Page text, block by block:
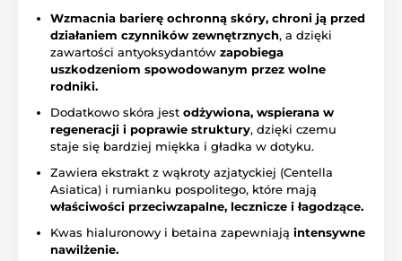
Wzmacnia barierę ochronną skóry, chroni ją przed
działaniem czynników zewnętrznych, a dzięki
zawartości antyoksydantów zapobiega
uszkodzeniom spowodowanym przez wolne
rodniki.
Dodatkowo skóra jest odżywiona, wspierana w
regeneracji i poprawie struktury, dzięki czemu
staje się bardziej miękka i gładka w dotyku.
Zawiera ekstrakt z wąkroty azjatyckiej (Centella
Asiatica) i rumianku pospolitego, które mają
właściwości przeciwzapalne, lecznicze i łagodzące.
Kwas hialuronowy i betaina zapewniają intensywne
nawilżenie.